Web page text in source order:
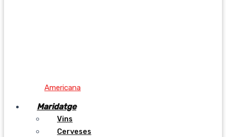
Americana
Maridatge
Vins
Cerveses